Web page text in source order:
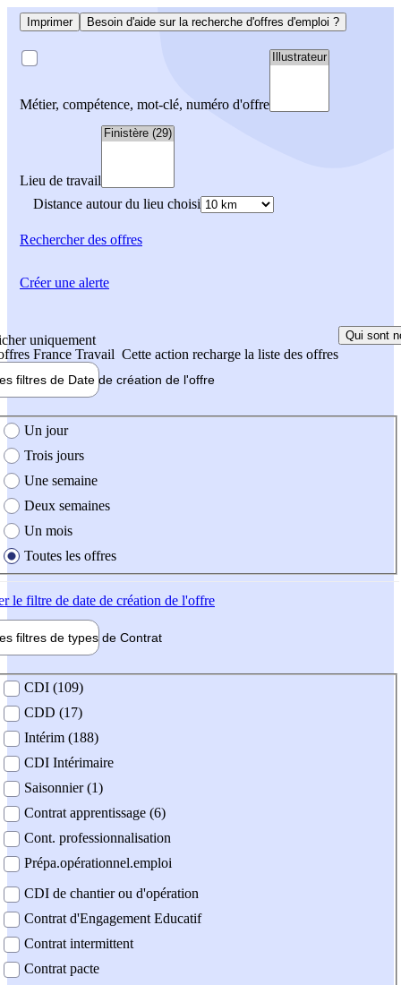
Imprimer Besoin d'aide sur la recherche d'offres d'emploi ?
Métier, compétence, mot-clé, numéro d'offre
Lieu de travail
Distance autour du lieu choisi
Rechercherdes offres
uniquement
France Travail Cette action recharge la liste des offres
Qui sont
filtres de Date de création de l'offre
création de l'offre
Un jour
Trois jours
Une semaine
Deux semaines
Un mois
Toutes les offres
le filtre de date de création de l'offre
filtres de types de Contrat
contrat
CDI (109)
CDD (17)
Intérim (188)
CDI Intérimaire
Saisonnier (1)
Contrat apprentissage (6)
Cont. professionnalisation
Prépa.opérationnel.emploi
CDI de chantier ou d'opération
Contrat d'Engagement Educatif
Contrat intermittent
Contrat pacte
Créer une alerte